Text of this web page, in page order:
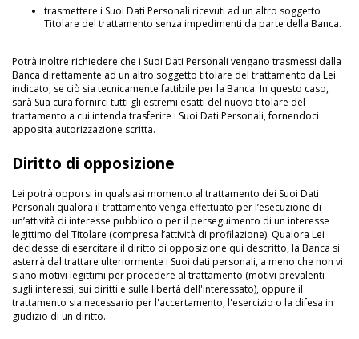
trasmettere i Suoi Dati Personali ricevuti ad un altro soggetto
Titolare del trattamento senza impedimenti da parte della Banca.
Potrà inoltre richiedere che i Suoi Dati Personali vengano trasmessi dalla
Banca direttamente ad un altro soggetto titolare del trattamento da Lei
indicato, se ciò sia tecnicamente fattibile per la Banca. In questo caso,
sarà Sua cura fornirci tutti gli estremi esatti del nuovo titolare del
trattamento a cui intenda trasferire i Suoi Dati Personali, fornendoci
apposita autorizzazione scritta.
Diritto di opposizione
Lei potrà opporsi in qualsiasi momento al trattamento dei Suoi Dati
Personali qualora il trattamento venga effettuato per l’esecuzione di
un’attività di interesse pubblico o per il perseguimento di un interesse
legittimo del Titolare (compresa l’attività di profilazione). Qualora Lei
decidesse di esercitare il diritto di opposizione qui descritto, la Banca si
asterrà dal trattare ulteriormente i Suoi dati personali, a meno che non vi
siano motivi legittimi per procedere al trattamento (motivi prevalenti
sugli interessi, sui diritti e sulle libertà dell'interessato), oppure il
trattamento sia necessario per l'accertamento, l'esercizio o la difesa in
giudizio di un diritto.